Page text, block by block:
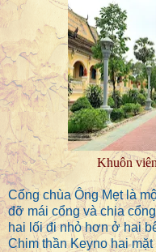
Khuôn
Cổng chùa Ông Mẹt là
đỡ mái cổng và chia
hai lối đi nhỏ hơn ở hai
Chim thần Keyno hai